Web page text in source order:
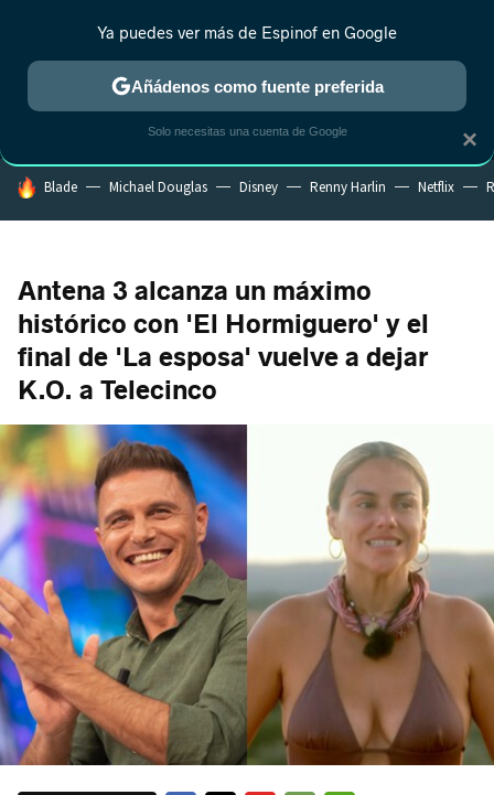
MENÚ NUEVO
ESTRENOS REALITY ANIME RANKINGS CINE
HOY SE HABLA DE
Blade Michael Douglas Disney Renny Harlin Netflix
Antena 3 alcanza un máximo
histórico con 'El Hormiguero' y el
final de 'La esposa' vuelve a dejar
K.O. a Telecinco
×
Ya puedes ver más de Espinof en Google
Añádenos como fuente preferida
Solo necesitas una cuenta de Google